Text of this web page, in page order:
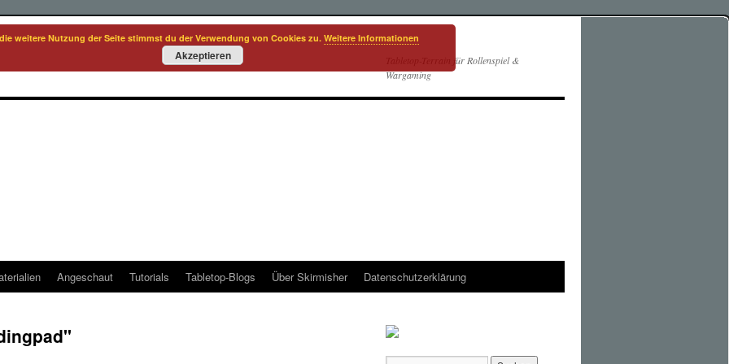
Tabletop-Terrain für Rollenspiel &
Wargaming
Angeschaut Tutorials Tabletop-Blogs Über Skirmisher Datenschutzerklärung
weitere Nutzung der Seite stimmst du der Verwendung von Cookies zu. Weitere Informationen
Akzeptieren